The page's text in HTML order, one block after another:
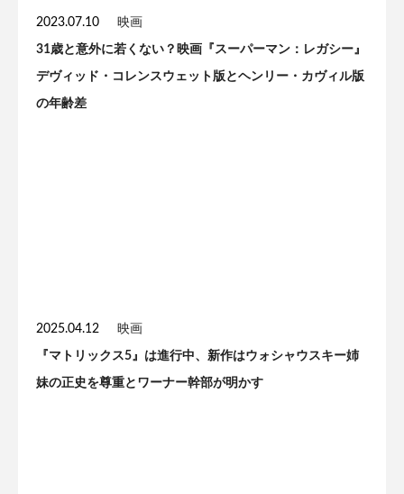
2023.07.10 映画
31歳と意外に若くない？映画『スーパーマン：レガシー』
デヴィッド・コレンスウェット版とヘンリー・カヴィル版
の年齢差
2025.04.12 映画
『マトリックス5』は進行中、新作はウォシャウスキー姉
妹の正史を尊重とワーナー幹部が明かす